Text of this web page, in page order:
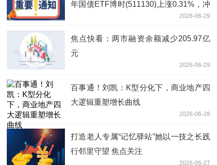
年国债ETF博时(511130)上涨0.31%，冲
2026-06-29
焦点快看：两市融资余额减少205.97亿
元
2026-06-29
百事通！刘凯：K型分化下，商业地产四
大逻辑重塑增长曲线
2026-06-28
打造老人专属“记忆驿站”她以一技之长践
行邻里守望 焦点关注
2026-06-27